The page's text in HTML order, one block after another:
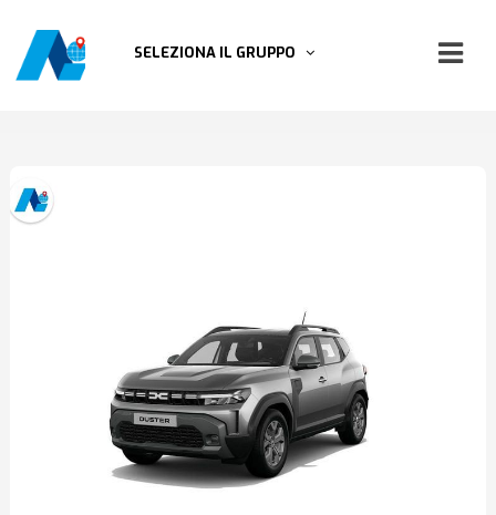
SELEZIONA IL GRUPPO